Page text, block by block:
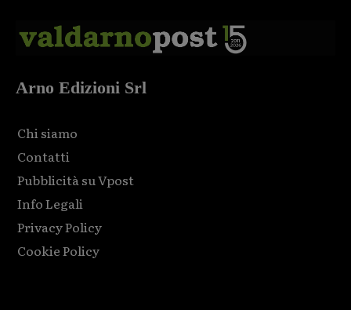
Arno Edizioni Srl
Chi siamo
Contatti
Pubblicità su Vpost
Info Legali
Privacy Policy
Cookie Policy